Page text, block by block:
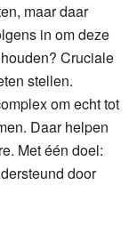
maar daar
in om deze
Cruciale
stellen.
om echt tot
Daar helpen
Met één doel:
door